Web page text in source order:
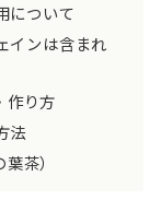
について
インは含まれ
作り方
法
茶）